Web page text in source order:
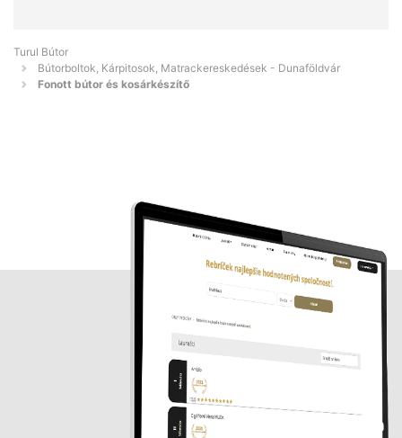
Turul Bútor
Bútorboltok, Kárpitosok, Matrackereskedések - Dunaföldvár
Fonott bútor és kosárkészítő